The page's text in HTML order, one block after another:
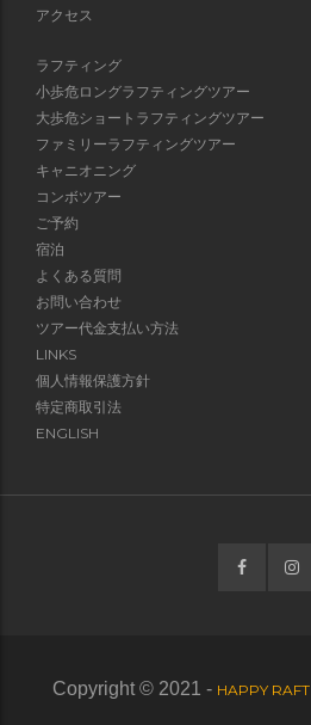
アクセス
ラフティング
小歩危ロングラフティングツアー
大歩危ショートラフティングツアー
ファミリーラフティングツアー
キャニオニング
コンボツアー
ご予約
宿泊
よくある質問
お問い合わせ
ツアー代金支払い方法
LINKS
個人情報保護方針
特定商取引法
ENGLISH
Copyright © 2021 - HAPPY RAFT